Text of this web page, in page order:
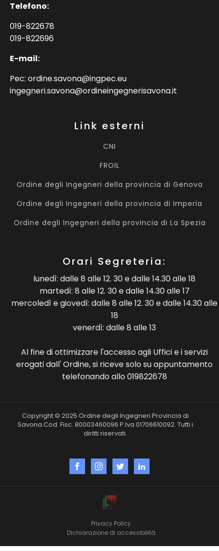
Telefono:
019-822678
019-822696
E-mail:
Pec: ordine.savona@ingpec.eu
ingegneri.savona@ordineingegnerisavona.it
Link esterni
CNI
FROIL
Ordine degli Ingegneri della provincia di Genova
Ordine degli Ingegneri della provincia di Imperia
Ordine degli Ingegneri della provincia di La Spezia
Orari Segreteria:
lunedì: dalle 8 alle 12. 30 e dalle 14.30 alle 18
martedì: 8 alle 12. 30 e dalle 14.30 alle 17
mercoledì e giovedì: dalle 8 alle 12. 30 e dalle 14.30 alle
18
venerdì: dalle 8 alle 13
Al fine di ottimizzare l'accesso agli Uffici e i servizi
erogati dall' Ordine, si riceve solo su appuntamento
telefonando allo 019822678
Copyright © 2025 Ordine degli Ingegneri Provincia di
Savona.Cod. Fisc. 80003460096 P.Iva 01706610092. Tutti i
diritti riservati.
Privacy Policy
Dichiarazione di accessibilità